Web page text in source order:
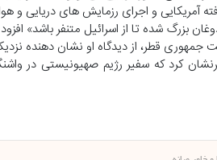
آمریکایی و اجرای رزمایش های دریایی و
بزرگ شده تا از اسرائیل متنفر
جمهوری قطر، از دیدگاه او نشان دهنده
کرد که سفیر رژیم صهیونیستی در